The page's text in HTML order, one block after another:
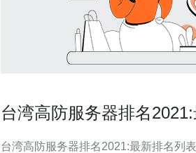
台湾高防服务器排名
台湾高防服务器排名2021:最新排名列表 在当今数字化时